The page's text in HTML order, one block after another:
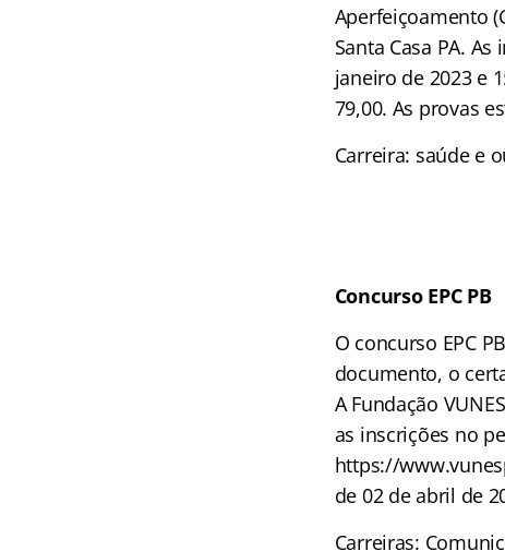
Aperfeiçoamento
Santa Casa PA.
janeiro de 2023 e
79,00. As provas
Carreira: saúde e
Concurso EPC PB
O concurso EPC
documento, o
A Fundação
as inscrições no
https://
de 02 de abril de
Carreiras: